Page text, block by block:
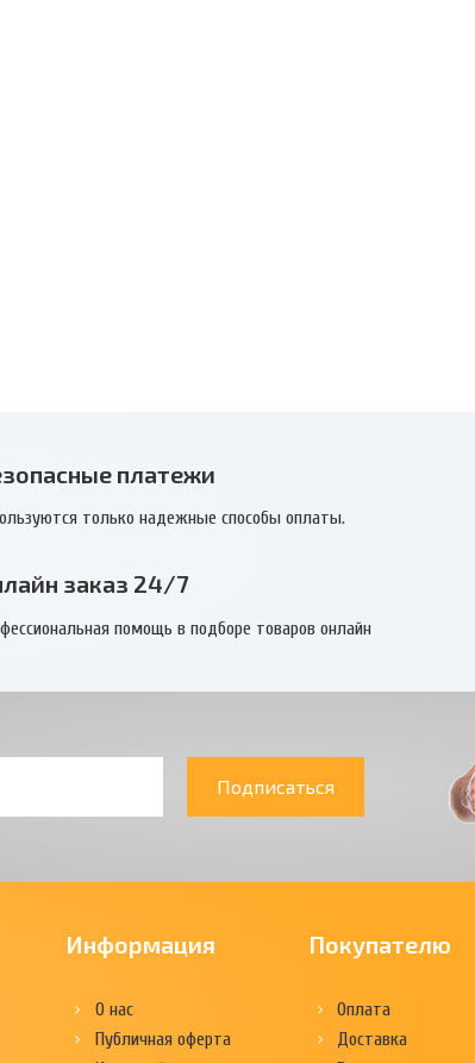
платежи
только надежные способы оплаты.
заказ 24/7
помощь в подборе товаров онлайн
Подписаться
Информация
О нас
Публичная оферта
Покупателю
Оплата
Доставка